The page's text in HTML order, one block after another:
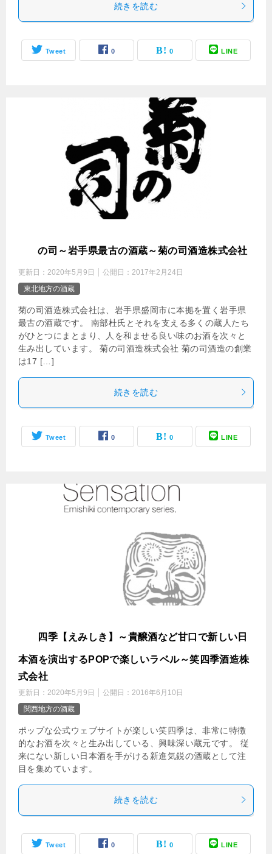
続きを読む
Tweet 0 0 LINE
菊の司～岩手県最古の酒蔵～菊の司酒造株式会社
更新日： 2020年5月9日 公開日： 2017年2月24日
東北地方の酒蔵
菊の司酒造株式会社は、岩手県盛岡市に本拠を置く岩手県
最古の酒蔵です。 南部杜氏とそれを支える多くの蔵人たち
がひとつにまとまり、人を和ませる良い味のお酒を次々と
生み出しています。 菊の司酒造株式会社 菊の司酒造の創業
は17 […]
続きを読む
Tweet 0 0 LINE
四季【えみしき】～貴醸酒など甘口で新しい日
本酒を演出するPOPで楽しいラベル～笑四季酒造株
式会社
更新日： 2020年5月9日 公開日： 2016年6月10日
関西地方の酒蔵
ポップな公式ウェブサイトが楽しい笑四季は、非常に特徴
的なお酒を次々と生み出している、興味深い蔵元です。 従
来にない新しい日本酒を手がける新進気鋭の酒蔵として注
目を集めています。
続きを読む
Tweet 0 0 LINE